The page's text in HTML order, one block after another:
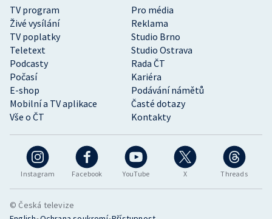
Instagram Facebook YouTube X Threads
TV program
Pro média
Živé vysílání
Reklama
TV poplatky
Studio Brno
Teletext
Studio Ostrava
Podcasty
Rada ČT
Počasí
Kariéra
E-shop
Podávání námětů
Mobilní a TV aplikace
Časté dotazy
Vše o ČT
Kontakty
© Česká televize